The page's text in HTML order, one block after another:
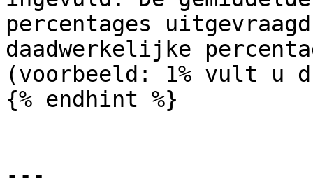
percentages
daadwerkelijke
(voorbeeld: 1% vult u
{% endhint %}
---